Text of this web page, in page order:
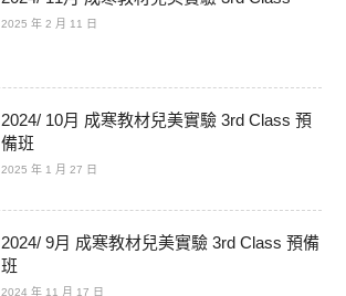
2025 年 2 月 11 日
2024/ 10月 成寒教材兒美實驗 3rd Class 預
備班
2025 年 1 月 27 日
2024/ 9月 成寒教材兒美實驗 3rd Class 預備
班
2024 年 11 月 17 日